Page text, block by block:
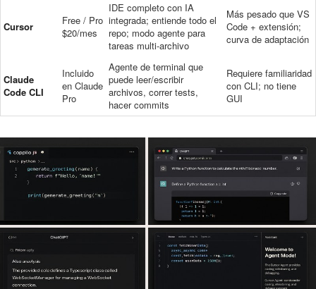
Cursor
Free / Pro
$20/mes
IDE completo con IA
integrada; entiende todo el
repo; modo agente para
tareas multi-archivo
Más pesado que VS
Code + extensión;
curva de adaptación
Claude
Code CLI
Incluido
en Claude
Pro
Agente de terminal que
puede leer/escribir
archivos, correr tests,
hacer commits
Requiere familiaridad
con CLI; no tiene
GUI